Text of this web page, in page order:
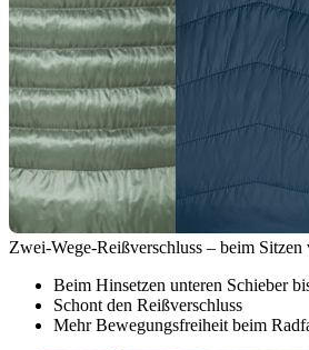
Zwei-Wege-Reißverschluss – beim
Beim Hinsetzen unteren Schieber
Schont den Reißverschluss
Mehr Bewegungsfreiheit beim